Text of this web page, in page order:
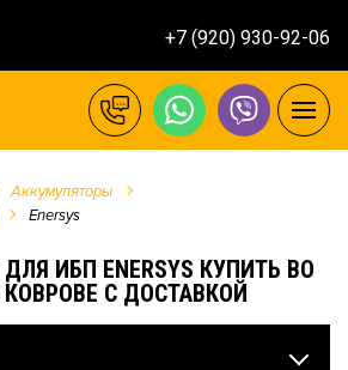
+7 (920) 930-92-06
Аккумуляторы
Enersys
ИБП ENERSYS КУПИТЬ ВО
С ДОСТАВКОЙ